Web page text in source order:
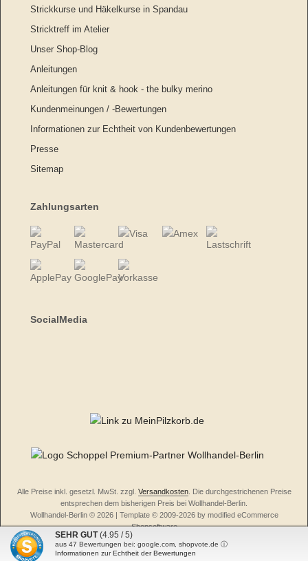
Strickkurse und Häkelkurse in Spandau
Stricktreff im Atelier
Unser Shop-Blog
Anleitungen
Anleitungen für knit & hook - the bulky merino
Kundenmeinungen / -Bewertungen
Informationen zur Echtheit von Kundenbewertungen
Presse
Sitemap
Zahlungsarten
SocialMedia
Alle Preise inkl. gesetzl. MwSt. zzgl. Versandkosten. Die durchgestrichenen Preise
entsprechen dem bisherigen Preis bei Wollhandel-Berlin.
Wollhandel-Berlin © 2026 | Template © 2009-2026 by modified eCommerce
Shopsoftware
modified eCommerce Shopsoftware © 2009-2026
SEHR GUT (4.95 / 5)
aus 47 Bewertungen bei: google.com, shopvote.de ⓘ
Informationen zur Echtheit der Bewertungen